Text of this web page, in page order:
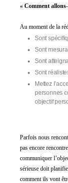
« Comment
Au moment de la
Sont
Sont
Sont
Sont
Mettez
personnes
objectif
Parfois nous
pas encore
communiquer
sérieuse doit
comment ils vont